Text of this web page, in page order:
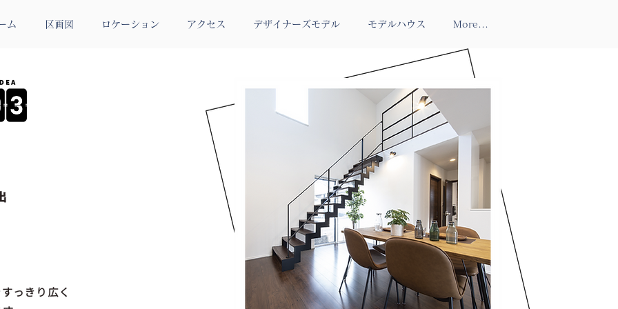
ム 区画図 ロケーション アクセス デザイナーズモデル モデルハウス More...